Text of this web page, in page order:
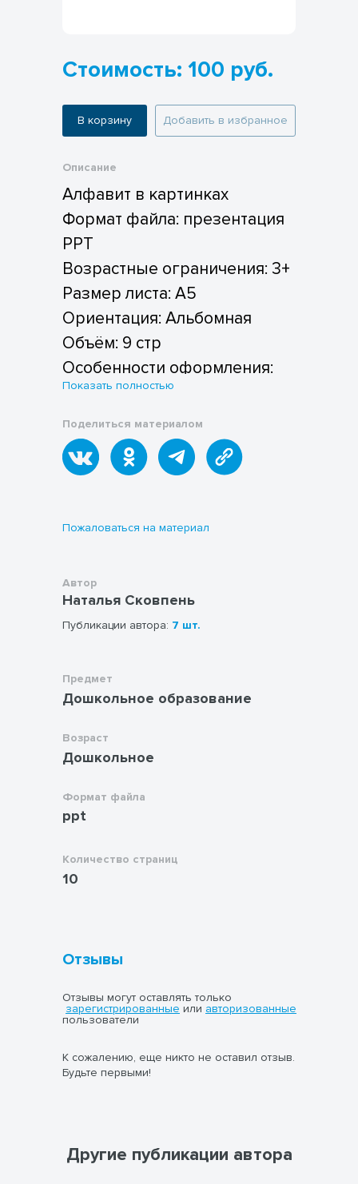
Стоимость: 100 руб.
В корзину Добавить в избранное
Описание
Алфавит в картинках
Формат файла: презентация
PPT
Возрастные ограничения: 3+
Размер листа: А5
Ориентация: Альбомная
Объём: 9 стр
Особенности оформления:
картинки сделаны с
помощью нейросети, буквы
большие и цветные;
картинки разделены между
Показать полностью
Поделиться материалом
Пожаловаться на материал
Автор
Наталья Сковпень
Публикации автора: 7 шт.
Предмет
Дошкольное образование
Возраст
Дошкольное
Формат файла
ppt
Количество страниц
10
Отзывы
Отзывы могут оставлять только
зарегистрированные или авторизованные
пользователи
К сожалению, еще никто не оставил отзыв.
Будьте первыми!
Другие публикации автора